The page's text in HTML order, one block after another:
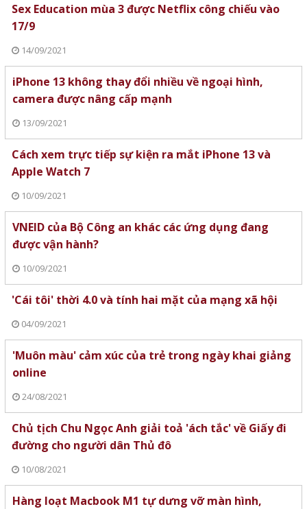
Sex Education mùa 3 được Netflix công chiếu vào
17/9
14/09/2021
iPhone 13 không thay đổi nhiều về ngoại hình,
camera được nâng cấp mạnh
13/09/2021
Cách xem trực tiếp sự kiện ra mắt iPhone 13 và
Apple Watch 7
10/09/2021
VNEID của Bộ Công an khác các ứng dụng đang
được vận hành?
10/09/2021
'Cái tôi' thời 4.0 và tính hai mặt của mạng xã hội
04/09/2021
'Muôn màu' cảm xúc của trẻ trong ngày khai giảng
online
24/08/2021
Chủ tịch Chu Ngọc Anh giải toả 'ách tắc' về Giấy đi
đường cho người dân Thủ đô
10/08/2021
Hàng loạt Macbook M1 tự dưng vỡ màn hình,